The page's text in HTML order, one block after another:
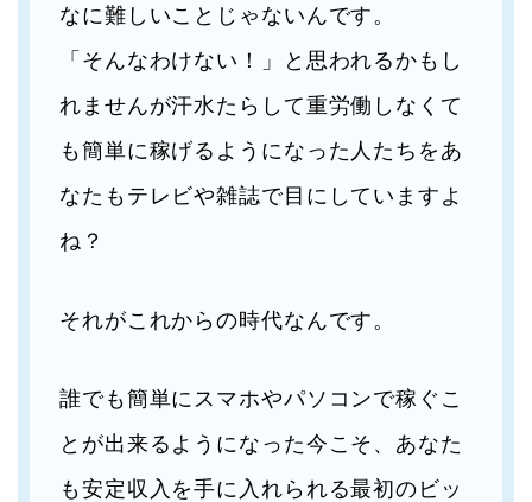
なに難しいことじゃないんです。
「そんなわけない！」と思われるかもし
れませんが汗水たらして重労働しなくて
も簡単に稼げるようになった人たちをあ
なたもテレビや雑誌で目にしていますよ
ね？
それがこれからの時代なんです。
誰でも簡単にスマホやパソコンで稼ぐこ
とが出来るようになった今こそ、あなた
も安定収入を手に入れられる最初のビッ